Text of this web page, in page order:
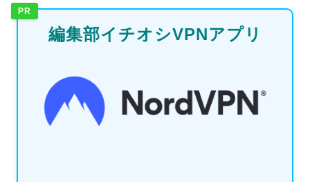
PR
編集部イチオシVPNアプリ